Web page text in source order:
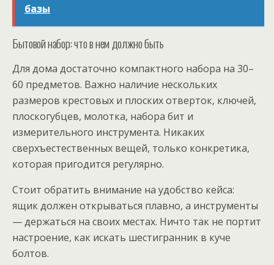
базы
Бытовой набор: что в нем должно быть
Для дома достаточно компактного набора на 30–
60 предметов. Важно наличие нескольких
размеров крестовых и плоских отверток, ключей,
плоскогубцев, молотка, набора бит и
измерительного инструмента. Никаких
сверхъестественных вещей, только конкретика,
которая пригодится регулярно.
Стоит обратить внимание на удобство кейса:
ящик должен открываться плавно, а инструменты
— держаться на своих местах. Ничто так не портит
настроение, как искать шестигранник в куче
болтов.